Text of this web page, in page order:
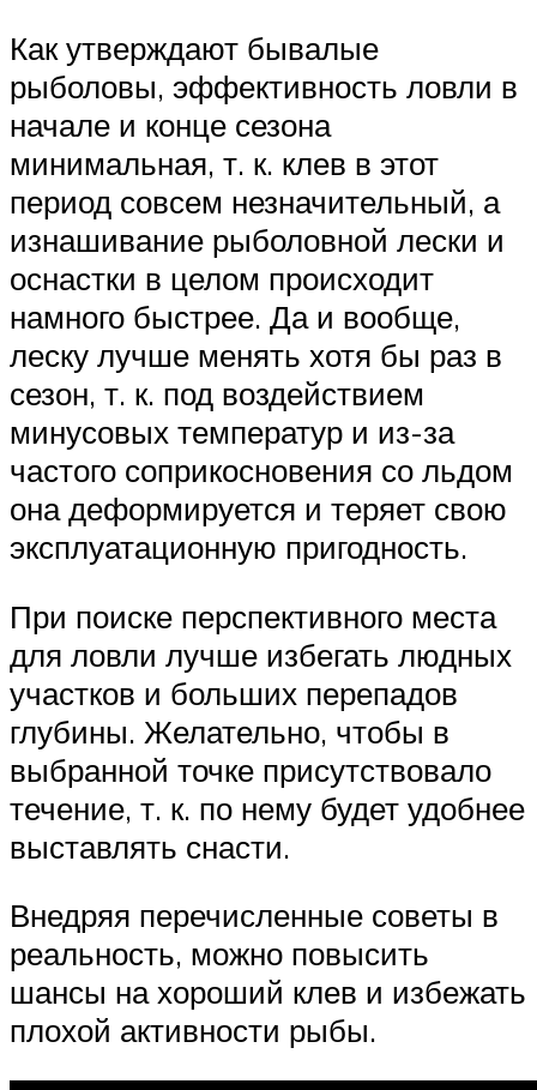
Как утверждают бывалые
рыболовы, эффективность ловли в
начале и конце сезона
минимальная, т. к. клев в этот
период совсем незначительный, а
изнашивание рыболовной лески и
оснастки в целом происходит
намного быстрее. Да и вообще,
леску лучше менять хотя бы раз в
сезон, т. к. под воздействием
минусовых температур и из-за
частого соприкосновения со льдом
она деформируется и теряет свою
эксплуатационную пригодность.
При поиске перспективного места
для ловли лучше избегать людных
участков и больших перепадов
глубины. Желательно, чтобы в
выбранной точке присутствовало
течение, т. к. по нему будет удобнее
выставлять снасти.
Внедряя перечисленные советы в
реальность, можно повысить
шансы на хороший клев и избежать
плохой активности рыбы.